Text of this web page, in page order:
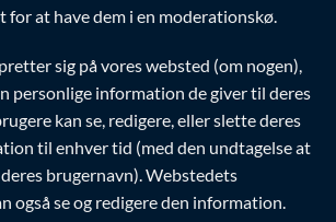
at have dem i en moderationskø.
sig på vores websted (om nogen),
personlige information de giver til deres
kan se, redigere, eller slette deres
til enhver tid (med den undtagelse at
brugernavn). Webstedets
også se og redigere den information.